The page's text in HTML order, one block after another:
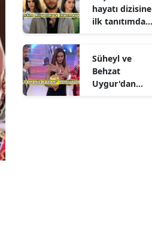
hayatı dizisine
ilk tanıtımdan
Süheyl ve
Behzat
Uygur'dan